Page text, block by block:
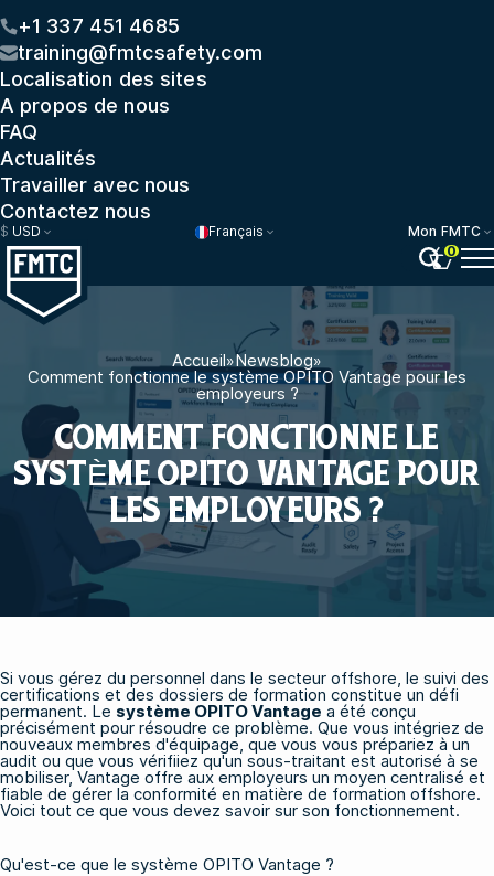
+1 337 451 4685
training@fmtcsafety.com
Localisation des sites
A propos de nous
FAQ
Actualités
Travailler avec nous
Contactez nous
$ USD Français
Mon FMTC
0
Accueil»Newsblog»
Comment fonctionne le système OPITO Vantage pour les
employeurs ?
COMMENT FONCTIONNE LE
SYSTÈME OPITO VANTAGE POUR
LES EMPLOYEURS ?
Si vous gérez du personnel dans le secteur offshore, le suivi des
certifications et des dossiers de formation constitue un défi
permanent. Le système OPITO Vantage a été conçu
précisément pour résoudre ce problème. Que vous intégriez de
nouveaux membres d'équipage, que vous vous prépariez à un
audit ou que vous vérifiiez qu'un sous-traitant est autorisé à se
mobiliser, Vantage offre aux employeurs un moyen centralisé et
fiable de gérer la conformité en matière de formation offshore.
Voici tout ce que vous devez savoir sur son fonctionnement.
Qu'est-ce que le système OPITO Vantage ?